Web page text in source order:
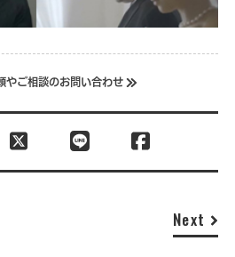
やご相談のお問い合わせ
Next